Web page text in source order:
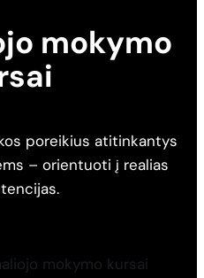
mokymo
poreikius atitinkantys
– orientuoti į realias
mokymo kursai